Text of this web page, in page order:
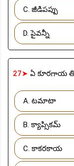
C. జీడిపప్పు
D. పైవన్నీ
27➤ ఏ కూరగాయ
A. టమాటా
B. క్యాప్సికమ్
C. కాకరకాయ